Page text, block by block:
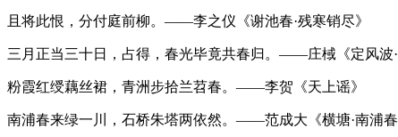
且将此恨，分付庭前柳。——李之仪《谢池春·残寒销尽》
三月正当三十日，占得，春光毕竟共春归。——庄棫《定风波·
粉霞红绶藕丝裙，青洲步拾兰苕春。——李贺《天上谣》
南浦春来绿一川，石桥朱塔两依然。——范成大《横塘·南浦春